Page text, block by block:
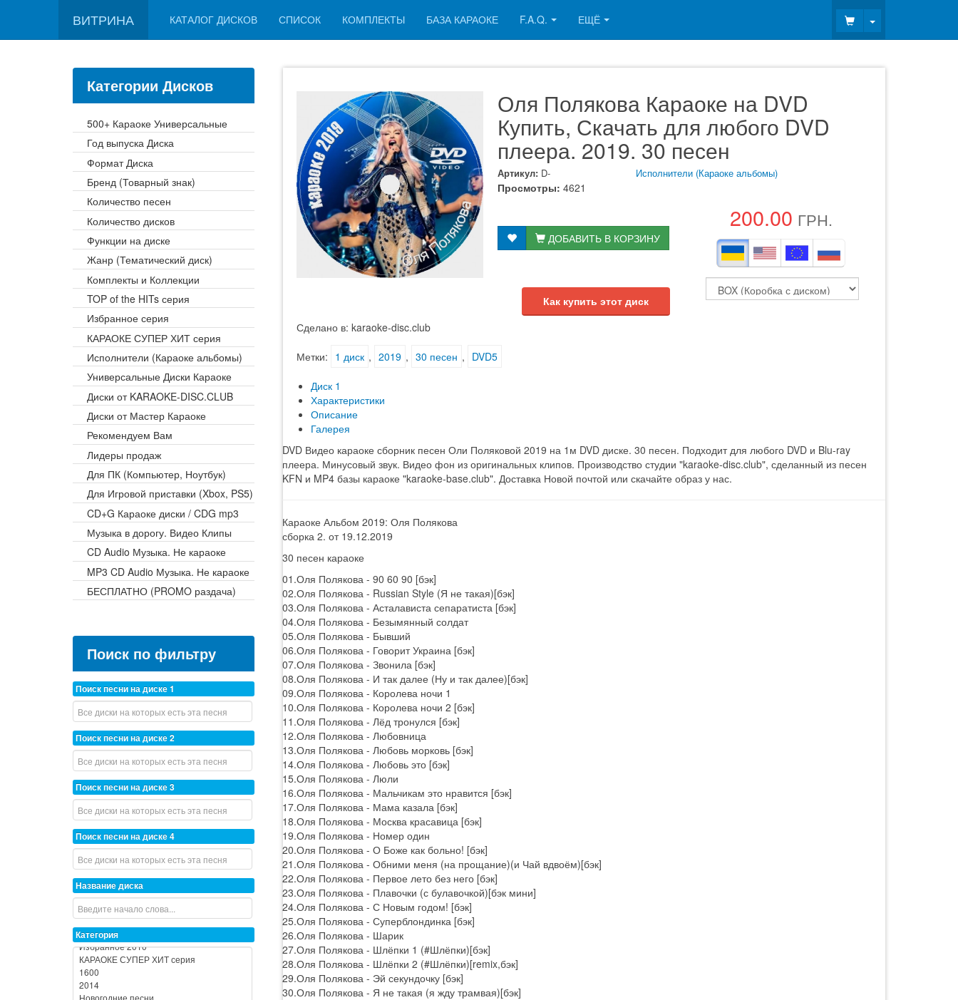
ВИТРИНА КАТАЛОГ ДИСКОВ СПИСОК КОМПЛЕКТЫ БАЗА КАРАОКЕ F.A.Q. ЕЩЁ Toggle Dropdown
Оля Полякова Караоке на DVD
Купить, Скачать для любого DVD
плеера. 2019. 30 песен
Артикул: D- Исполнители (Караоке альбомы)
Просмотры: 4621
ДОБАВИТЬ В КОРЗИНУ
Как купить этот диск
200.00 ГРН.
Сделано в: karaoke-disc.club
Метки: 1 диск , 2019 , 30 песен , DVD5
Диск 1
Характеристики
Описание
Галерея
DVD Видео караоке сборник песен Оли Поляковой 2019 на 1м DVD диске. 30 песен. Подходит для любого DVD и Blu-ray
плеера. Минусовый звук. Видео фон из оригинальных клипов. Производство студии "karaoke-disc.club", сделанный из песен
KFN и MP4 базы караоке "karaoke-base.club". Доставка Новой почтой или скачайте образ у нас.
Караоке Альбом 2019: Оля Полякова
сборка 2. от 19.12.2019
30 песен караоке
01.Оля Полякова - 90 60 90 [бэк]
02.Оля Полякова - Russian Style (Я не такая)[бэк]
03.Оля Полякова - Асталависта сепаратиста [бэк]
04.Оля Полякова - Безымянный солдат
05.Оля Полякова - Бывший
06.Оля Полякова - Говорит Украина [бэк]
07.Оля Полякова - Звонила [бэк]
08.Оля Полякова - И так далее (Ну и так далее)[бэк]
09.Оля Полякова - Королева ночи 1
10.Оля Полякова - Королева ночи 2 [бэк]
11.Оля Полякова - Лёд тронулся [бэк]
12.Оля Полякова - Любовница
13.Оля Полякова - Любовь морковь [бэк]
14.Оля Полякова - Любовь это [бэк]
15.Оля Полякова - Люли
16.Оля Полякова - Мальчикам это нравится [бэк]
17.Оля Полякова - Мама казала [бэк]
18.Оля Полякова - Москва красавица [бэк]
19.Оля Полякова - Номер один
20.Оля Полякова - О Боже как больно! [бэк]
21.Оля Полякова - Обними меня (на прощание)(и Чай вдвоём)[бэк]
22.Оля Полякова - Первое лето без него [бэк]
23.Оля Полякова - Плавочки (с булавочкой)[бэк мини]
24.Оля Полякова - С Новым годом! [бэк]
25.Оля Полякова - Суперблондинка [бэк]
26.Оля Полякова - Шарик
27.Оля Полякова - Шлёпки 1 (#Шлёпки)[бэк]
28.Оля Полякова - Шлёпки 2 (#Шлёпки)[remix,бэк]
29.Оля Полякова - Эй секундочку [бэк]
30.Оля Полякова - Я не такая (я жду трамвая)[бэк]
Категории Дисков
500+ Караоке Универсальные
Год выпуска Диска
Формат Диска
Бренд (Товарный знак)
Количество песен
Количество дисков
Функции на диске
Жанр (Тематический диск)
Комплекты и Коллекции
TOP of the HITs серия
Избранное серия
КАРАОКЕ СУПЕР ХИТ серия
Исполнители (Караоке альбомы)
Универсальные Диски Караоке
Диски от KARAOKE-DISC.CLUB
Диски от Мастер Караоке
Рекомендуем Вам
Лидеры продаж
Для ПК (Компьютер, Ноутбук)
Для Игровой приставки (Xbox, PS5)
CD+G Караоке диски / CDG mp3
Музыка в дорогу. Видео Клипы
CD Audio Музыка. Не караоке
MP3 CD Audio Музыка. Не караоке
БЕСПЛАТНО (PROMO раздача)
Поиск по фильтру
Поиск песни на диске 1
Поиск песни на диске 2
Поиск песни на диске 3
Поиск песни на диске 4
Название диска
Категория